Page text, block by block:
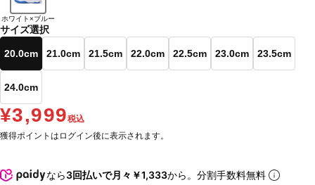
ホワイト×ブルー
サイズ選択
20.0cm 21.0cm 21.5cm 22.0cm 22.5cm 23.0cm 23.5cm
24.0cm
¥3,999税込
獲得ポイントはログイン後に表示されます。
なら3回払いで月々￥1,333から。分割手数料無料